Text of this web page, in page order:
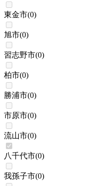
東金市(0)
旭市(0)
習志野市(0)
柏市(0)
勝浦市(0)
市原市(0)
流山市(0)
八千代市(0)
我孫子市(0)